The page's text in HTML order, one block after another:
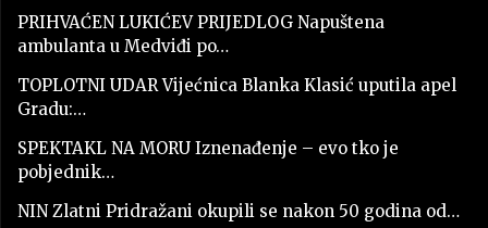
PRIHVAĆEN LUKIĆEV PRIJEDLOG Napuštena
ambulanta u Medviđi po…
TOPLOTNI UDAR Vijećnica Blanka Klasić uputila apel
Gradu:…
SPEKTAKL NA MORU Iznenađenje – evo tko je
pobjednik…
NIN Zlatni Pridražani okupili se nakon 50 godina od…